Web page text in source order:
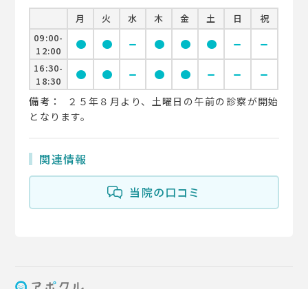
月 火 水 木 金 土 日
祝
09:00-
12:00
circle circle remove circle circle circle remove remove
16:30-
18:30
circle circle remove circle circle remove remove remove
備考：
２５年８月より、土曜日の午前の診察が開始
となります。
関連情報
当院の口コミ